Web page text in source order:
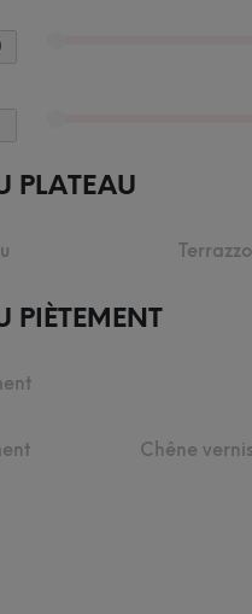
PLATEAU
PIÈTEMENT
Chêne